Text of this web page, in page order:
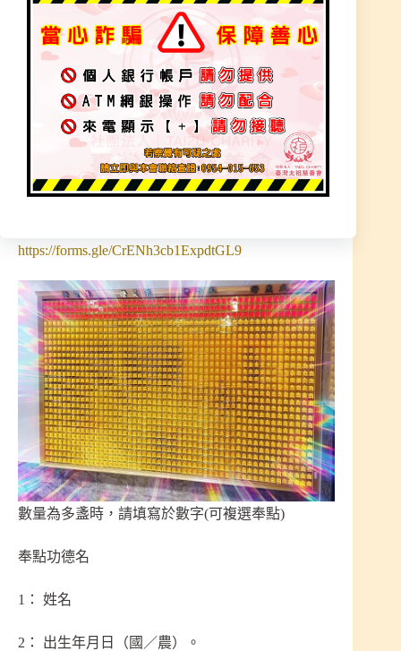
犯太歲「生肖蛇、豬、虎、猴」，安【太歲燈】祈
求流年平安，諸事順遂！
太歲燈 本命燈 消災燈 清靈燈
財神燈 天醫燈 天王燈 智慧燈
長明燈 補運燈 助緣‧姻緣燈
https://forms.gle/CrENh3cb1ExpdtGL9
數量為多盞時，請填寫於數字(可複選奉點)
奉點功德名
1： 姓名
2： 出生年月日（國／農）。